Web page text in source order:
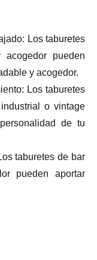
Los taburetes
pueden
y acogedor.
Los taburetes
o vintage
de tu
taburetes de bar
pueden aportar